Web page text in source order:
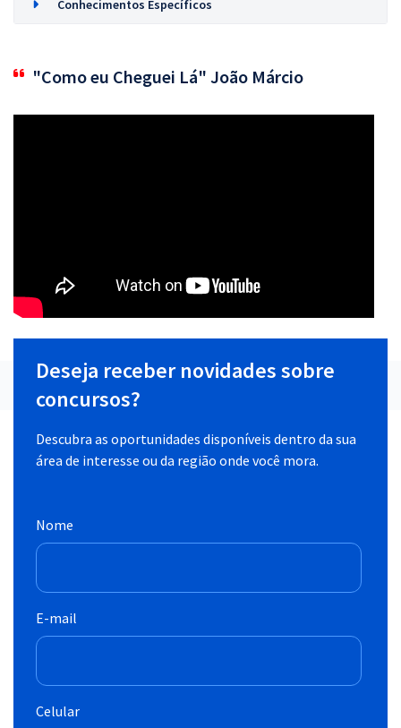
Conhecimentos Específicos
"Como eu Cheguei Lá" João Márcio
Deseja receber novidades sobre
concursos?
Descubra as oportunidades disponíveis dentro da sua
área de interesse ou da região onde você mora.
Nome
E-mail
Celular